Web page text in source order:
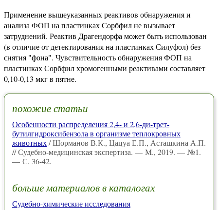
Применение вышеуказанных реактивов обнаружения и
анализа ФОП на пластинках Сорбфил не вызывает
затруднений. Реактив Драгендорфа может быть использован
(в отличие от детектирования на пластинках Силуфол) без
снятия "фона". Чувствительность обнаружения ФОП на
пластинках Сорбфил хромогенными реактивами составляет
0,10-0,13 мкг в пятне.
похожие статьи
Особенности распределения 2,4- и 2,6-ди-трет-
бутилгидроксибензола в организме теплокровных
животных/ Шорманов В.К., Цацуа Е.П., Асташкина А.П.
// Судебно-медицинская экспертиза. — М., 2019. — №1.
— С. 36-42.
больше материалов в каталогах
Судебно-химические исследования